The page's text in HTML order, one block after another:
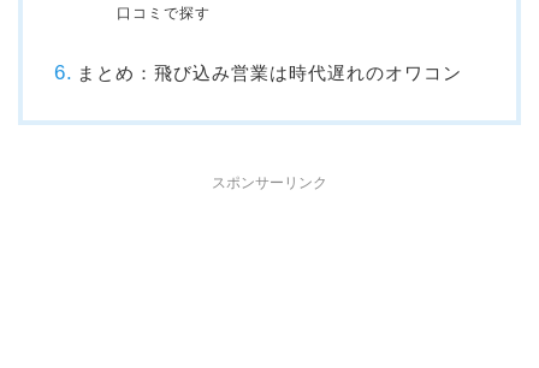
口コミで探す
まとめ：飛び込み営業は時代遅れのオワコン
スポンサーリンク